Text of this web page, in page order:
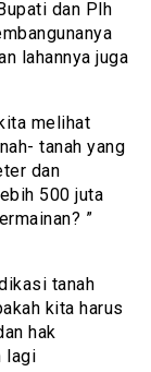
dan Plh
lahannya juga
melihat
tanah yang
dan
500 juta
”
tanah
kita harus
hak
lagi